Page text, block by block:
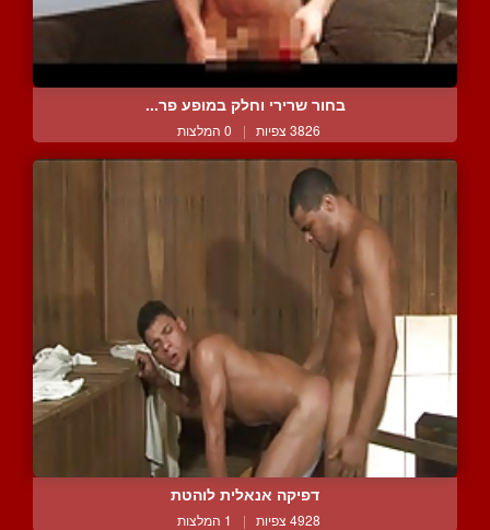
בחור שרירי וחלק במופע פר...
3826 צפיות | 0 המלצות
דפיקה אנאלית לוהטת
4928 צפיות | 1 המלצות